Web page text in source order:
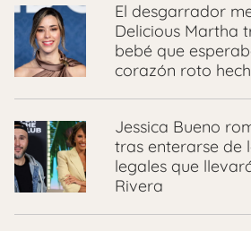
El desgarrador
Delicious Martha
bebé que
corazón roto
Jessica Bueno
tras enterarse de
legales que
Rivera